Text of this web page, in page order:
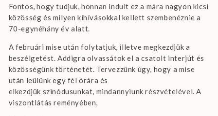
Fontos, hogy tudjuk, honnan indult ez a mára nagyon kicsi
közösség és milyen kihívásokkal kellett szembenéznie a
70-egynéhány év alatt.
A februári mise után folytatjuk, illetve megkezdjük a
beszélgetést. Addigra olvassátok el a csatolt interjút és
közösségünk történetét. Tervezzünk úgy, hogy a mise
után leülünk egy fél órára és
elkezdjük szinódusunkat, mindannyiunk részvételével. A
viszontlátás reményében,